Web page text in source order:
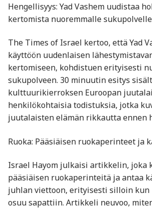
Hengellisyys: Yad Vashem uudistaa
kertomista nuoremmalle sukupolvelle
The Times of Israel kertoo, että Yad
käyttöön uudenlaisen
kertomiseen, kohdistuen erityisesti
sukupolveen. 30 minuutin esitys
kulttuurikierroksen Euroopan
henkilökohtaisia todistuksia, jotka
juutalaisten elämän rikkautta ennen
Ruoka: Pääsiäisen ruokaperinteet ja
Israel Hayom julkaisi artikkelin, joka
pääsiäisen ruokaperinteitä ja antaa
juhlan viettoon, erityisesti silloin kun
osuu sapattiin. Artikkeli neuvoo,